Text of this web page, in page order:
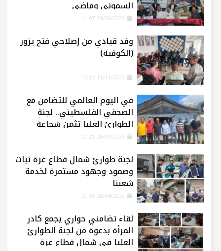
السموني وماضي
وفد قيادي من إصلاحي فتح يزور
(الكوفية)
في اليوم العالمي للتضامن مع
الصحفي الفلسطيني.. لجنة
الطوارئ العليا تثمن شجاعة
الإعلاميين في غزة
لجنة طوارئ شمال قطاع غزة ثبات
وصمود وجهود مستمرة لخدمة
شعبنا
لقاء تضامني حواري يجمع كادر
المرأة بدعوة من لجنة الطوارئ
العليا في شمال قطاع غزة